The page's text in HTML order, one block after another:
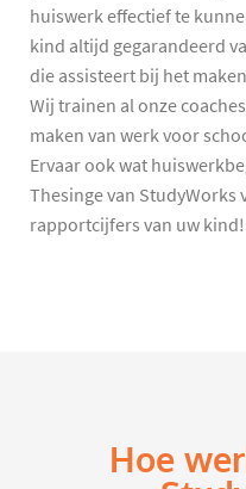
huiswerk effectief te
kind altijd gegarandeerd
die assisteert bij het
Wij trainen al onze
maken van werk voor
Ervaar ook wat
Thesinge van
rapportcijfers van uw kind!
Hoe